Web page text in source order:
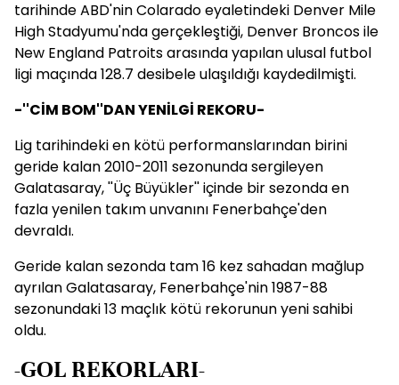
tarihinde ABD'nin Colarado eyaletindeki Denver Mile
High Stadyumu'nda gerçekleştiği, Denver Broncos ile
New England Patroits arasında yapılan ulusal futbol
ligi maçında 128.7 desibele ulaşıldığı kaydedilmişti.
-''CİM BOM''DAN YENİLGİ REKORU-
Lig tarihindeki en kötü performanslarından birini
geride kalan 2010-2011 sezonunda sergileyen
Galatasaray, ''Üç Büyükler'' içinde bir sezonda en
fazla yenilen takım unvanını Fenerbahçe'den
devraldı.
Geride kalan sezonda tam 16 kez sahadan mağlup
ayrılan Galatasaray, Fenerbahçe'nin 1987-88
sezonundaki 13 maçlık kötü rekorunun yeni sahibi
oldu.
-GOL REKORLARI-